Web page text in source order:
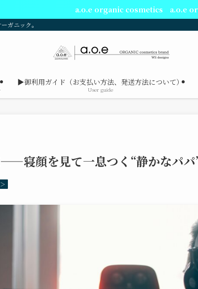
organic cosmetics a.o.e organic cosmetics
ガニック。
▶御利用ガイド（お支払い方法、発送方法について）
User guide
寝顔を見て一息つく“静かなパパ